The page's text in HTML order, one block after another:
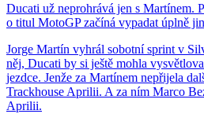
Ducati už neprohrává jen s Martínem.
o titul MotoGP začíná vypadat úplně
Jorge Martín vyhrál sobotní sprint v
něj, Ducati by si ještě mohla
jezdce. Jenže za Martínem nepřijela
Trackhouse Aprilii. A za ním Marco
Aprilii.